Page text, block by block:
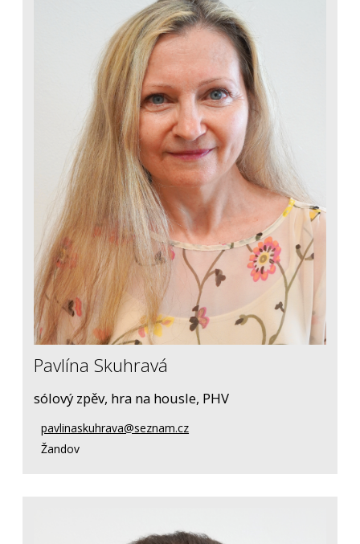
Pavlína Skuhravá
sólový zpěv, hra na housle, PHV
pavlinaskuhrava@seznam.cz
Žandov